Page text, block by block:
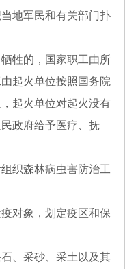
地军民和有关部门扑
牲的，国家职工由所
起火单位按照国务院
起火单位对起火没有
政府给予医疗、抚
织森林病虫害防治工
对象，划定疫区和保
、采砂、采土以及其